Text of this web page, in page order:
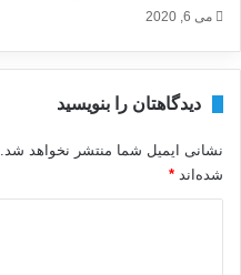
می 6, 2020
دیدگاهتان را بنویسید
نشانی ایمیل شما منتشر نخواهد شد.
شده‌اند *